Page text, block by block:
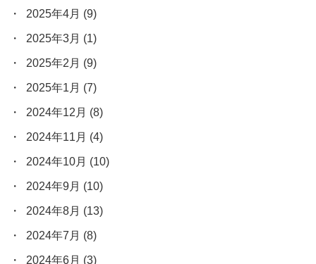
2025年4月 (9)
2025年3月 (1)
2025年2月 (9)
2025年1月 (7)
2024年12月 (8)
2024年11月 (4)
2024年10月 (10)
2024年9月 (10)
2024年8月 (13)
2024年7月 (8)
2024年6月 (3)